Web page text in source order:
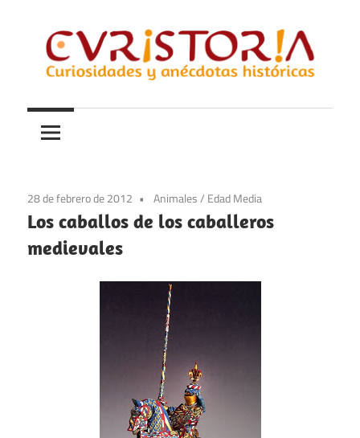
contenido
Curistoria
y
anécdotas
historia
28 de febrero de 2012 Animales/ Edad Media
Los caballos de los caballeros
medievales